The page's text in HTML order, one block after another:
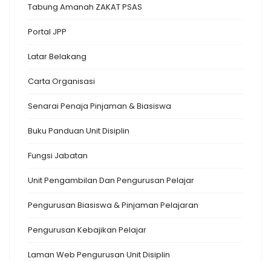
Tabung Amanah ZAKAT PSAS
Portal JPP
Latar Belakang
Carta Organisasi
Senarai Penaja Pinjaman & Biasiswa
Buku Panduan Unit Disiplin
Fungsi Jabatan
Unit Pengambilan Dan Pengurusan Pelajar
Pengurusan Biasiswa & Pinjaman Pelajaran
Pengurusan Kebajikan Pelajar
Laman Web Pengurusan Unit Disiplin